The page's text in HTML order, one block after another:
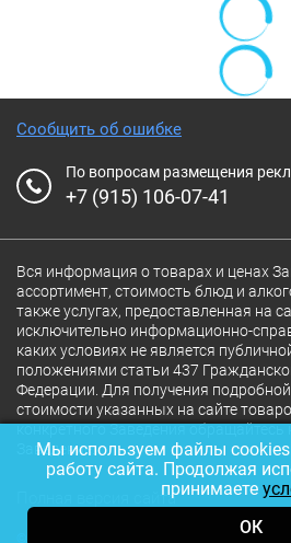
Сообщить об ошибке
По вопросам размещения
+7 (915) 106-07-41
Вся информация о товарах и ценах
ассортимент, стоимость блюд и
также услугах, предоставленная на
исключительно информационно-
каких условиях не является
положениями статьи 437
Федерации. Для получения
стоимости указанных на сайте
конкретного Заведения обращайтесь
Заведение.
Полная версия сайта
Мы используем файлы
работу сайта. Продолжая
принимаете
ОК